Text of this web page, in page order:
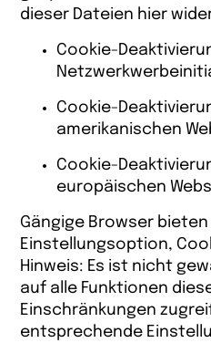
dieser Dateien hier
Cookie-
Cookie-
amerikanischen
Cookie-
europäischen
Gängige Browser bieten
Einstellungsoption,
Hinweis: Es ist nicht
auf alle Funktionen
Einschränkungen
entsprechende